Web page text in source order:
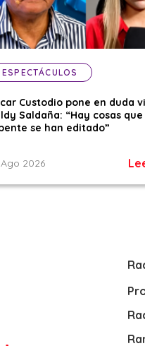
ESPECTÁCULOS
Custodio pone en duda
Saldaña: “Hay cosas
se han editado”
2026